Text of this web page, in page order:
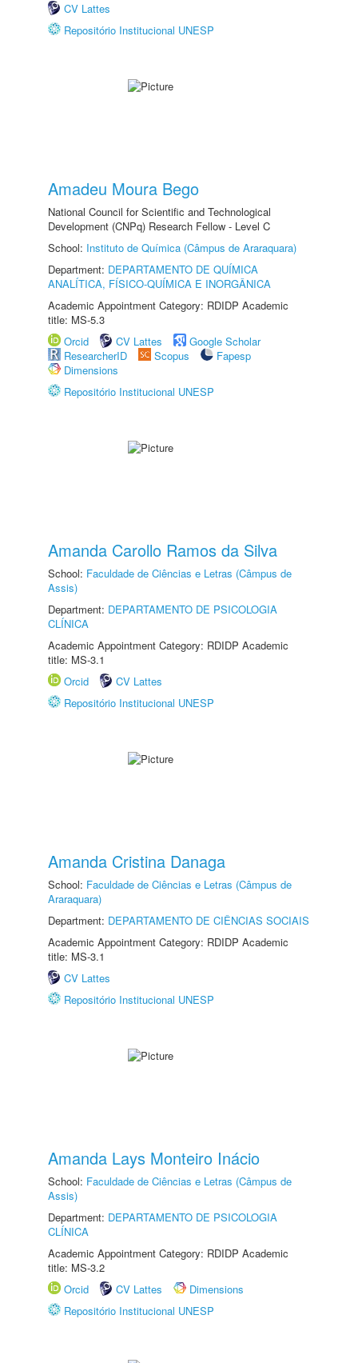
CV Lattes
Repositório Institucional UNESP
Amadeu Moura Bego
National Council for Scientific and Technological
Development (CNPq) Research Fellow - Level C
School: Instituto de Química (Câmpus de Araraquara)
Department: DEPARTAMENTO DE QUÍMICA
ANALÍTICA, FÍSICO-QUÍMICA E INORGÂNICA
Academic Appointment Category: RDIDP Academic
title: MS-5.3
Orcid
CV Lattes
Google Scholar
ResearcherID
Scopus
Fapesp
Dimensions
Repositório Institucional UNESP
Amanda Carollo Ramos da Silva
School: Faculdade de Ciências e Letras (Câmpus de
Assis)
Department: DEPARTAMENTO DE PSICOLOGIA
CLÍNICA
Academic Appointment Category: RDIDP Academic
title: MS-3.1
Orcid
CV Lattes
Repositório Institucional UNESP
Amanda Cristina Danaga
School: Faculdade de Ciências e Letras (Câmpus de
Araraquara)
Department: DEPARTAMENTO DE CIÊNCIAS SOCIAIS
Academic Appointment Category: RDIDP Academic
title: MS-3.1
CV Lattes
Repositório Institucional UNESP
Amanda Lays Monteiro Inácio
School: Faculdade de Ciências e Letras (Câmpus de
Assis)
Department: DEPARTAMENTO DE PSICOLOGIA
CLÍNICA
Academic Appointment Category: RDIDP Academic
title: MS-3.2
Orcid
CV Lattes
Dimensions
Repositório Institucional UNESP